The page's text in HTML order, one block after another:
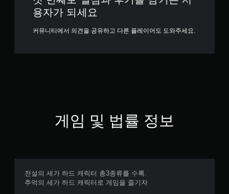
용자가 되세요
커뮤니티에서 의견을 공유하고 다른 플레이어도 도와주세요.
게임 및 법률 정보
전설의 세가 하드 캐릭터 총3종류를 수록.
추억의 세가 하드 캐릭터로 게임을 즐기자